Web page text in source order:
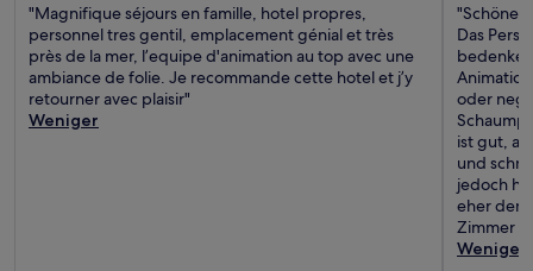
"Magnifique séjours en famille, hotel propres,
personnel tres gentil, emplacement génial et très
près de la mer, l’equipe d'animation au top avec une
ambiance de folie. Je recommande cette hotel et j’y
retourner avec plaisir"
Weniger
"Schöne
Das
oder
ist gut,
und
jedoch
eher dem
Zimmer
Weniger